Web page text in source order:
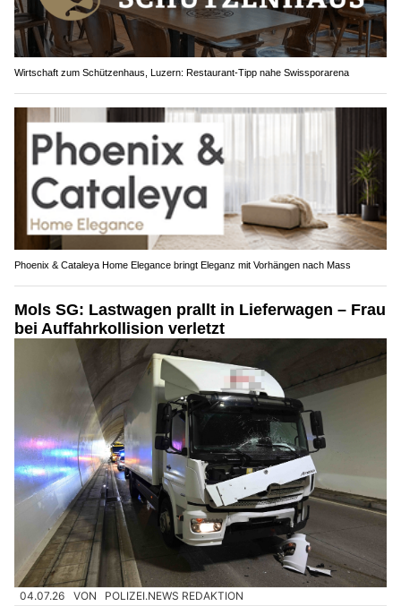
Wirtschaft zum Schützenhaus, Luzern: Restaurant-Tipp nahe Swissporarena
Phoenix & Cataleya Home Elegance bringt Eleganz mit Vorhängen nach Mass
Mols SG: Lastwagen prallt in Lieferwagen – Frau
bei Auffahrkollision verletzt
04.07.26 VON POLIZEI.NEWS REDAKTION